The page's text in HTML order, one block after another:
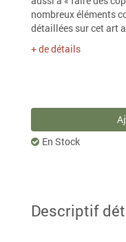
nombreux éléments
détaillées sur cet art
+ de détails
En Stock
Descriptif